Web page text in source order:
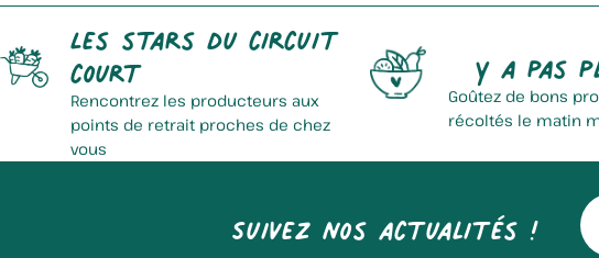
Les stars du circuit
court
Rencontrez les producteurs aux
points de retrait proches de chez
vous
Y a pas
Goûtez de bons
récoltés le matin
Suivez nos actualités !